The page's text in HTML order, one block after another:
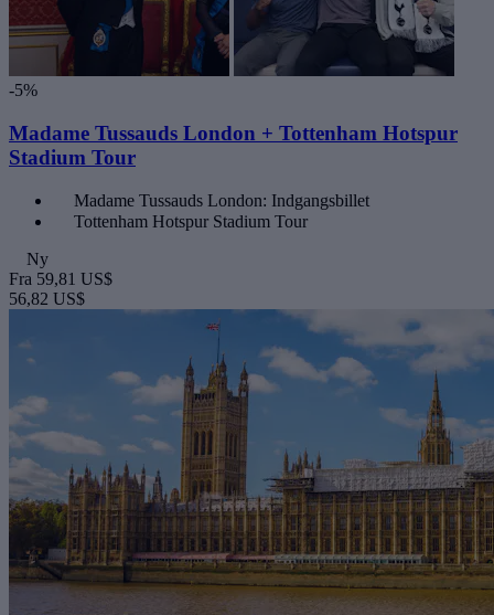
-5%
Madame Tussauds London + Tottenham Hotspur
Stadium Tour
Madame Tussauds London: Indgangsbillet
Tottenham Hotspur Stadium Tour
Ny
Fra 59,81 US$
56,82 US$